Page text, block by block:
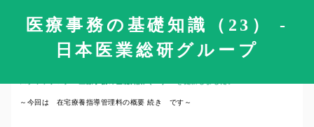
医療事務の基礎知識（23） -
日本医業総研グループ
2022年2月15日
～今回は 在宅療養指導管理料の概要 続き です～